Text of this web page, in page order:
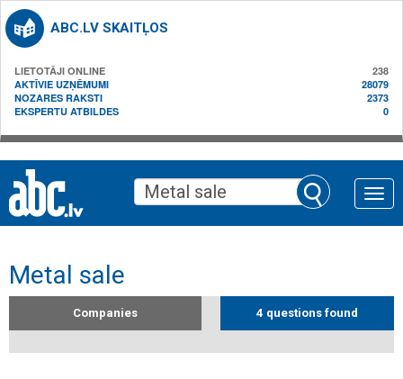
ABC.LV SKAITĻOS
LIETOTĀJI ONLINE
238
AKTĪVIE UZŅĒMUMI
28079
NOZARES RAKSTI
2373
EKSPERTU ATBILDES
0
Toggle
Metal sale
Companies 4 questions found